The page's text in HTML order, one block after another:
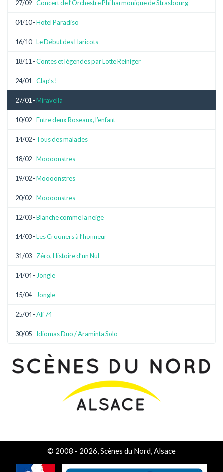
27/09 -Concert de l’Orchestre Philharmonique de Strasbourg
04/10 -Hotel Paradiso
16/10 -Le Début des Haricots
18/11 -Contes et légendes par Lotte Reiniger
24/01 -Clap’s !
27/01 - Miravella
10/02 -Entre deux Roseaux, l’enfant
14/02 - Tous des malades
18/02 -Moooonstres
19/02 -Moooonstres
20/02 -Moooonstres
12/03 -Blanche comme la neige
14/03 -Les Crooners à l’honneur
31/03 - Zéro, Histoire d’un Nul
14/04 - Jongle
15/04 - Jongle
25/04 -Ali 74
30/05 - Idiomas Duo / Araminta Solo
© 2008 - 2026, Scènes du Nord, Alsace